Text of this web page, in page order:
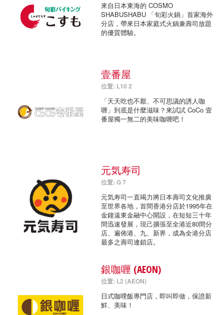
來自日本東海的 COSMO
SHABUSHABU 「旬彩火鍋」首家海外
分店，帶來日本家庭式火鍋兼壽司放題
的優質體驗。
壹番屋
位置: L10 2
「天天吃也不厭、不可思議的誘人咖
喱」到底是什麼滋味？來試試 CoCo 壹
番屋獨一無二的美味咖喱吧！
元気寿司
位置: G 7
元気寿司一直竭力將日本壽司文化推廣
至世界各地，首間香港分店於1995年在
金鐘遠東金融中心開設，在短短三十年
間迅速發展，現己擴張至全港近80間分
店、遍佈港、九、新界，成為全港分店
最多之壽司連鎖店。
銀咖喱 (AEON)
位置: L2 (AEON)
日式咖哩飯專門店，即叫即做，保證新
鮮、美味！